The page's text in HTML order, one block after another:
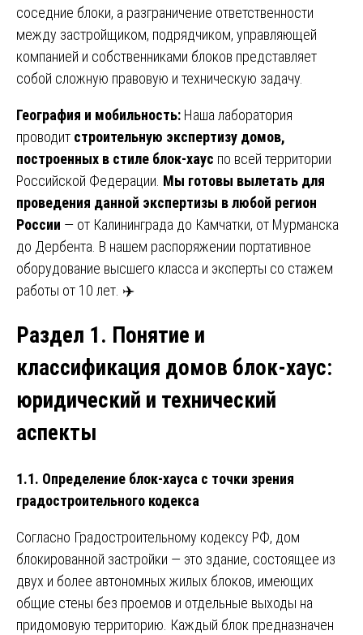
соседние блоки, а разграничение ответственности
между застройщиком, подрядчиком, управляющей
компанией и собственниками блоков представляет
собой сложную правовую и техническую задачу.
География и мобильность: Наша лаборатория
проводит строительную экспертизу домов,
построенных в стиле блок-хаус по всей территории
Российской Федерации. Мы готовы вылетать для
проведения данной экспертизы в любой регион
России — от Калининграда до Камчатки, от Мурманска
до Дербента. В нашем распоряжении портативное
оборудование высшего класса и эксперты со стажем
работы от 10 лет. ✈️
Раздел 1. Понятие и
классификация домов блок-хаус:
юридический и технический
аспекты
1.1. Определение блок-хауса с точки зрения
градостроительного кодекса
Согласно Градостроительному кодексу РФ, дом
блокированной застройки — это здание, состоящее из
двух и более автономных жилых блоков, имеющих
общие стены без проемов и отдельные выходы на
придомовую территорию. Каждый блок предназначен